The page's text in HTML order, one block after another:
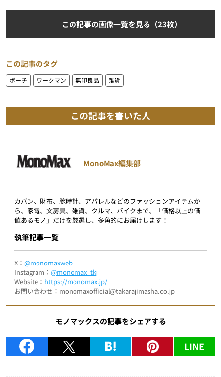
この記事の画像一覧を見る（23枚）
この記事のタグ
ポーチ ワークマン 無印良品 雑貨
この記事を書いた人
MonoMax編集部
カバン、財布、腕時計、アパレルなどのファッションアイテムか
ら、家電、文房具、雑貨、クルマ、バイクまで、「価格以上の価
値あるモノ」だけを厳選し、多角的にお届けします！
執筆記事一覧
X：@monomaxweb
Instagram：@monomax_tkj
Website： https://monomax.jp/
お問い合わせ：monomaxofficial@takarajimasha.co.jp
モノマックスの記事をシェアする
LINE